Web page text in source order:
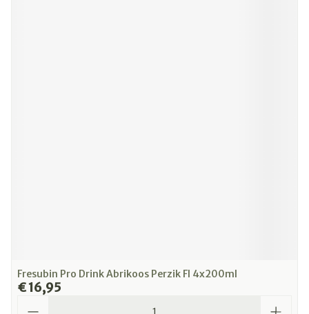
Fresubin Pro Drink Abrikoos Perzik Fl 4x200ml
€ 16,95